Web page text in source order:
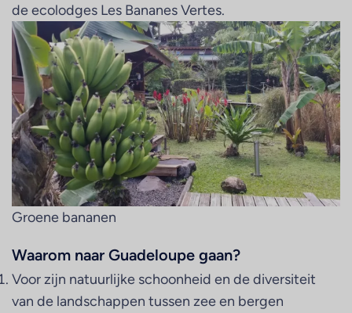
de ecolodges Les Bananes Vertes.
Groene bananen
Waarom naar Guadeloupe gaan?
Voor zijn natuurlijke schoonheid en de diversiteit
van de landschappen tussen zee en bergen